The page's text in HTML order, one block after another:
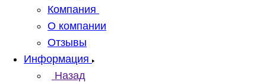
Компания
О компании
Отзывы
Информация
Назад